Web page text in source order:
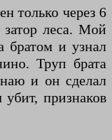
только через 6
затор леса. Мой
братом и узнал
Труп брата
и он сделал
признаков